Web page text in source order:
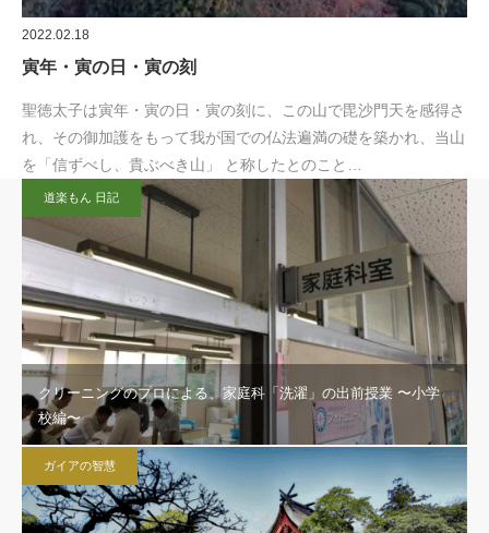
2022.02.18
寅年・寅の日・寅の刻
聖徳太子は寅年・寅の日・寅の刻に、この山で毘沙門天を感得さ
れ、その御加護をもって我が国での仏法遍満の礎を築かれ、当山
を「信ずべし、貴ぶべき山」 と称したとのこと…
道楽もん 日記
クリーニングのプロによる、家庭科「洗濯」の出前授業 〜小学
校編〜
ガイアの智慧